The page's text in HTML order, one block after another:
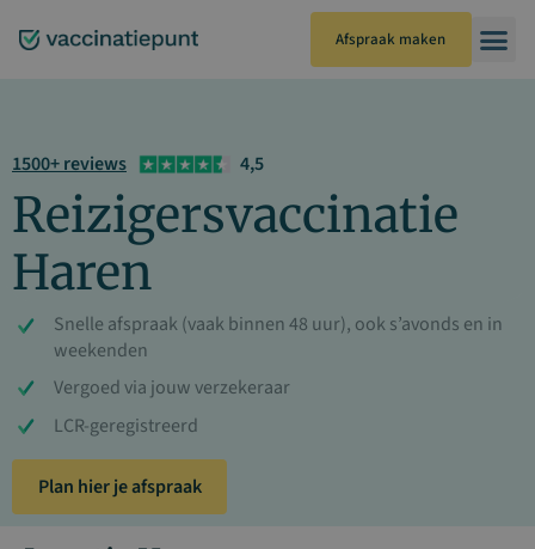
naar
Afspraak maken
1500+ reviews 4,5
Reizigersvaccinatie
Haren
Snelle afspraak (vaak binnen 48 uur), ook s’avonds en in
weekenden
Vergoed via jouw verzekeraar
LCR-geregistreerd
Plan hier je afspraak